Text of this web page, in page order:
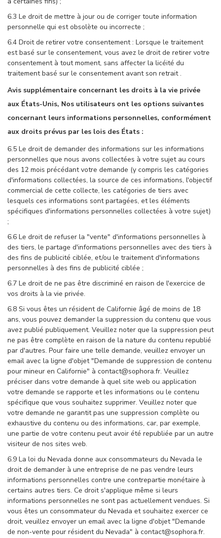
6.3 Le droit de mettre à jour ou de corriger toute information
personnelle qui est obsolète ou incorrecte ;
6.4 Droit de retirer votre consentement : Lorsque le traitement
est basé sur le consentement, vous avez le droit de retirer votre
consentement à tout moment, sans affecter la licéité du
traitement basé sur le consentement avant son retrait .
Avis supplémentaire concernant les droits à la vie privée
aux États-Unis, Nos utilisateurs ont les options suivantes
concernant leurs informations personnelles, conformément
aux droits prévus par les lois des États :
6.5 Le droit de demander des informations sur les informations
personnelles que nous avons collectées à votre sujet au cours
des 12 mois précédant votre demande (y compris les catégories
d'informations collectées, la source de ces informations, l'objectif
commercial de cette collecte, les catégories de tiers avec
lesquels ces informations sont partagées, et les éléments
spécifiques d'informations personnelles collectées à votre sujet)
;
6.6 Le droit de refuser la "vente" d'informations personnelles à
des tiers, le partage d'informations personnelles avec des tiers à
des fins de publicité ciblée, et/ou le traitement d'informations
personnelles à des fins de publicité ciblée ;
6.7 Le droit de ne pas être discriminé en raison de l'exercice de
vos droits à la vie privée.
6.8 Si vous êtes un résident de Californie âgé de moins de 18
ans, vous pouvez demander la suppression du contenu que vous
avez publié publiquement. Veuillez noter que la suppression peut
ne pas être complète en raison de la nature du contenu republié
par d'autres. Pour faire une telle demande, veuillez envoyer un
email avec la ligne d'objet "Demande de suppression de contenu
pour mineur en Californie" à contact@sophora.fr. Veuillez
préciser dans votre demande à quel site web ou application
votre demande se rapporte et les informations ou le contenu
spécifique que vous souhaitez supprimer. Veuillez noter que
votre demande ne garantit pas une suppression complète ou
exhaustive du contenu ou des informations, car, par exemple,
une partie de votre contenu peut avoir été republiée par un autre
visiteur de nos sites web.
6.9 La loi du Nevada donne aux consommateurs du Nevada le
droit de demander à une entreprise de ne pas vendre leurs
informations personnelles contre une contrepartie monétaire à
certains autres tiers. Ce droit s'applique même si leurs
informations personnelles ne sont pas actuellement vendues. Si
vous êtes un consommateur du Nevada et souhaitez exercer ce
droit, veuillez envoyer un email avec la ligne d'objet "Demande
de non-vente pour résident du Nevada" à contact@sophora.fr.